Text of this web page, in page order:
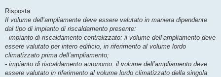
Risposta:
Il volume dell’ampliamente deve essere valutato in maniera dipendente
dal tipo di impianto di riscaldamento presente:
- impianto di riscaldamento centralizzato: il volume dell’ampliamento deve
essere valutato per intero edificio, in riferimento al volume lordo
climatizzato prima dell’ampliamento;
- impianto di riscaldamento autonomo: il volume dell’ampliamento deve
essere valutato in riferimento al volume lordo climatizzato della singola